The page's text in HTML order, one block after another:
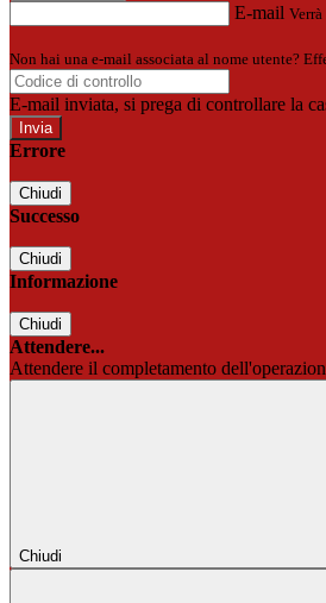
E-mail
Non hai una e-mail associata al nome utente?
E-mail inviata, si prega di controllare la
Errore
Chiudi
Successo
Chiudi
Informazione
Chiudi
Attendere...
Attendere il completamento
Chiudi